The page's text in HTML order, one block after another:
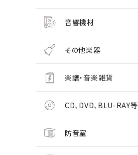
音響機材
その他楽器
楽譜・音楽雑貨
CD、DVD、BLU-RAY等
防音室